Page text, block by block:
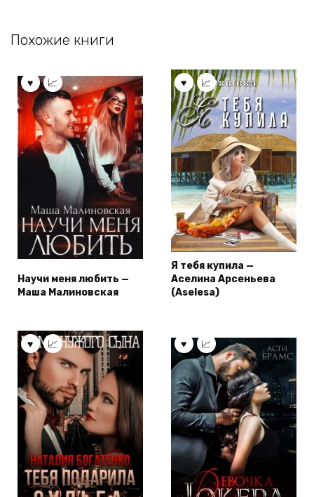
Похожие книги
Научи меня любить —
Маша Малиновская
Я тебя купила —
Аселина Арсеньева
(Aselesa)